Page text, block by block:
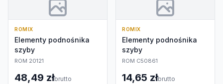
ROMIX
Elementy podnośnika
szyby
ROM 20121
48,49 złbrutto
ROMIX
Elementy podnośnika
szyby
ROM C50861
14,65 złbrutto